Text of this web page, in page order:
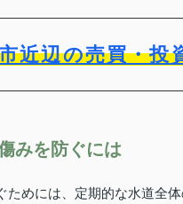
近辺の売買・投
みを防ぐには
めには、定期的な水道全体